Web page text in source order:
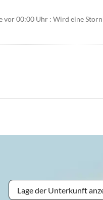
vor 00:00 Uhr : Wird eine
Lage der Unterkunft